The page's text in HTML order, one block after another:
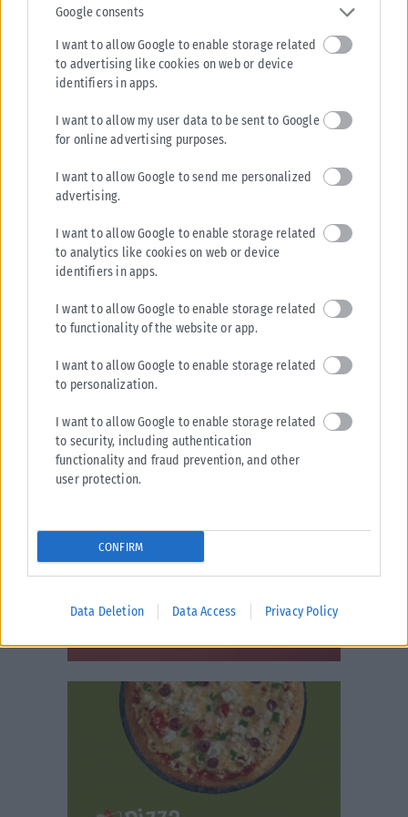
Google consents
I want to allow Google to enable storage related
to advertising like cookies on web or device
identifiers in apps.
I want to allow my user data to be sent to Google
for online advertising purposes.
I want to allow Google to send me personalized
advertising.
I want to allow Google to enable storage related
to analytics like cookies on web or device
identifiers in apps.
I want to allow Google to enable storage related
to functionality of the website or app.
I want to allow Google to enable storage related
to personalization.
I want to allow Google to enable storage related
to security, including authentication
functionality and fraud prevention, and other
user protection.
CONFIRM
Data Deletion Data Access Privacy Policy
ΕΛΛΆΔΑ
Υπουργείο Κλιματικής Κρίσης: Ενέργειες για την κρατική
αρωγή προς τους πυρόπληκτους
Σε εξέλιξη βρίσκονται οι διαδικασίες κρατικής αρωγής για τις περιοχές
που επλήγησαν από τις πρόσφατες πυρκαγιές, με τις αρμόδιες αρχές...